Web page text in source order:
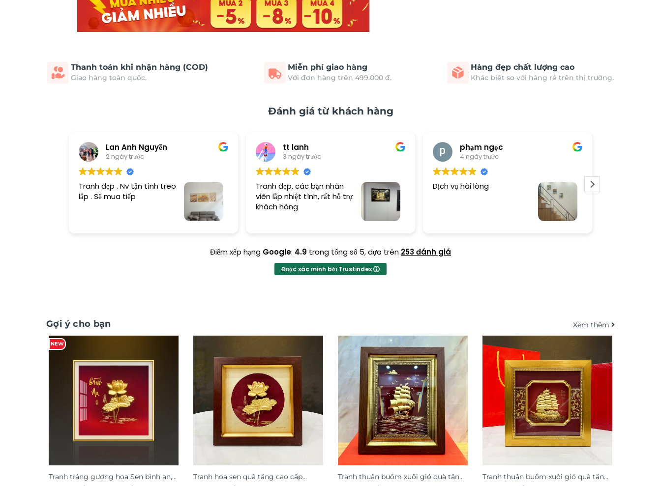
Thanh toán khi nhận hàng (COD)
Giao hàng toàn quốc.
Miễn phí giao hàng
Với đơn hàng trên 499.000 đ.
Hàng đẹp chất lượng cao
Khác biệt so với hàng rẻ trên thị trường.
Đánh giá từ khách hàng
Lan Anh Nguyễn
2 ngày trước
Tranh đẹp . Nv tận tình treo
lắp . Sẽ mua tiếp
tt lanh
3 ngày trước
Tranh đẹp, các bạn nhân
viên lắp nhiệt tình, rất hỗ trợ
khách hàng
phạm ngọc
4 ngày trước
Dịch vụ hài lòng
Điểm xếp hạng Google: 4.9 trong tổng số 5,dựa trên 253 đánh giá
Được xác minh bởi Trustindex
Gợi ý cho bạn Xem thêm
NEW
Tranh tráng gương hoa Sen bình an,
Tranh hoa sen quà tặng cao cấp
Tranh thuận buồm xuôi gió quà tặng
Tranh thuận buồm xuôi gió quà tặng